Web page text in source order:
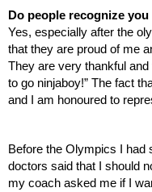
Do people recognize
Yes, especially after the
that they are proud of me
They are very thankful and
to go ninjaboy!” The fact
and I am honoured to
Before the Olympics I had
doctors said that I should
my coach asked me if I